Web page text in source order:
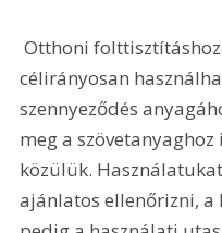
Otthoni folttisztításhoz a kereskedelemben számos
célirányosan
szennyeződés
meg a
közülük.
ajánlatos ellenőrizni, a